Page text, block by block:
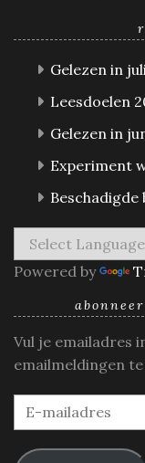
Gelezen in juli
Leesdoelen
Gelezen in
Experiment
Beschadigde
Powered by
Vul je emailadres
emailmeldingen
E-
mailadres